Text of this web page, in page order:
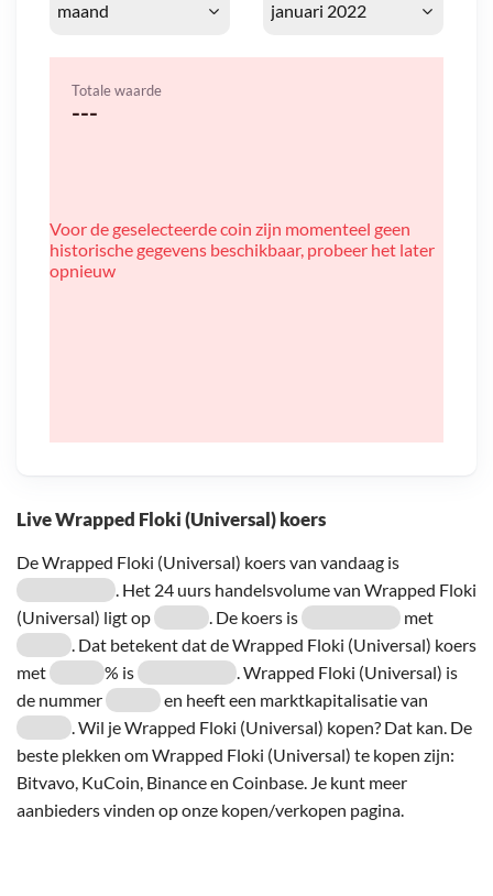
Live Wrapped Floki (Universal) koers
De Wrapped Floki (Universal) koers van vandaag is
. Het 24 uurs handelsvolume van Wrapped Floki
(Universal) ligt op
. De koers is
met
. Dat betekent dat de Wrapped Floki (Universal) koers
met
% is
. Wrapped Floki (Universal) is
de nummer
en heeft een marktkapitalisatie van
. Wil je Wrapped Floki (Universal) kopen? Dat kan. De
beste plekken om Wrapped Floki (Universal) te kopen zijn:
Bitvavo, KuCoin, Binance en Coinbase. Je kunt meer
aanbieders vinden op onze kopen/verkopen pagina.
Totale waarde
---
Voor de geselecteerde coin zijn momenteel geen
historische gegevens beschikbaar, probeer het later
opnieuw